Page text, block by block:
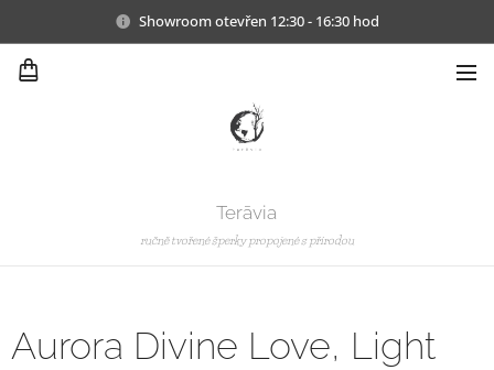
Showroom otevřen 12:30 - 16:30 hod
Terāvia
ručně tvořené šperky propojené s přírodou
Aurora Divine Love, Light